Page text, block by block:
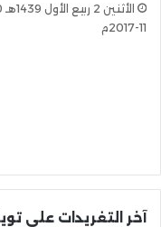
11-2017م
آخر التغريدات على